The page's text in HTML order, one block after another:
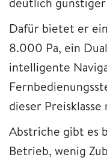
Dafür bietet er
8.000 Pa, ein
intelligente
dieser
Abstriche gibt es
Betrieb, wenig